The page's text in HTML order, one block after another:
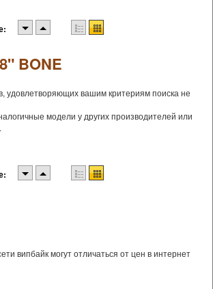
BONE
удовлетворяющих вашим критериям поиска не
модели у других производителей или
випбайк могут отличаться от цен в интернет